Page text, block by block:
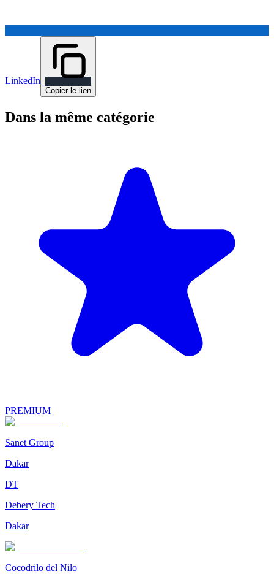
LinkedIn
Copier le lien
Dans la même catégorie
PREMIUM
Sanet Group
Dakar
DT
Debery Tech
Dakar
Cocodrilo del Nilo